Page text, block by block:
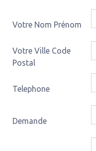
Votre Nom Prénom
Votre Ville Code
Postal
Telephone
Demande